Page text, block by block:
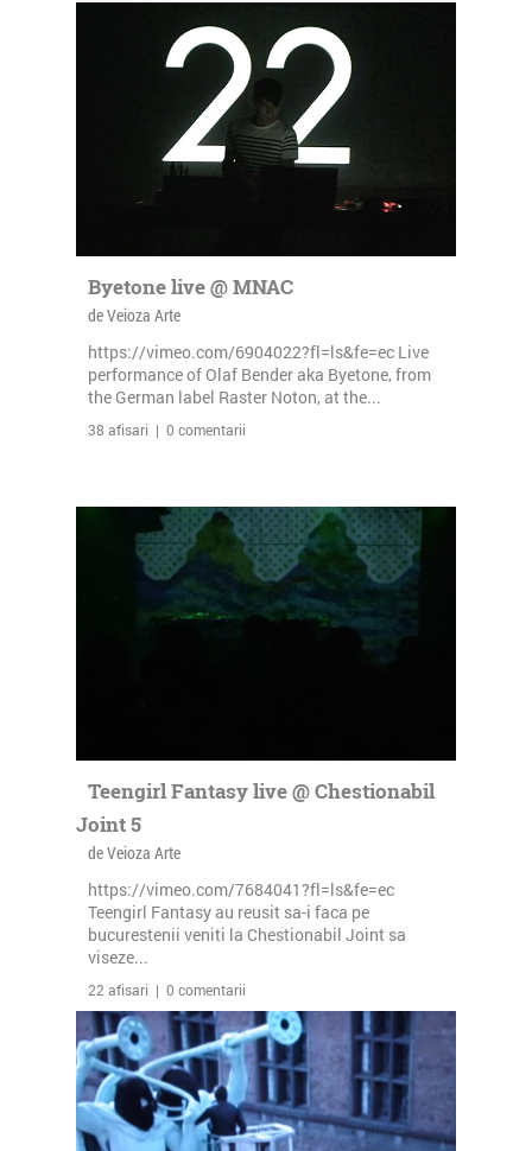
Byetone live @ MNAC
de Veioza Arte
https://vimeo.com/6904022?fl=ls&fe=ec Live
performance of Olaf Bender aka Byetone, from
the German label Raster Noton, at the...
38 afisari | 0 comentarii
Teengirl Fantasy live @ Chestionabil
Joint 5
de Veioza Arte
https://vimeo.com/7684041?fl=ls&fe=ec
Teengirl Fantasy au reusit sa-i faca pe
bucurestenii veniti la Chestionabil Joint sa
viseze...
22 afisari | 0 comentarii